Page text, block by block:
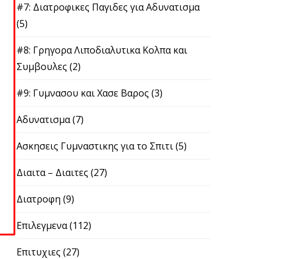
#7: Διατροφικες Παγιδες για Αδυνατισμα
(5)
#8: Γρηγορα Λιποδιαλυτικα Κολπα και
Συμβουλες (2)
#9: Γυμνασου και Χασε Βαρος (3)
Αδυνατισμα(7)
Ασκησεις Γυμναστικης για το Σπιτι(5)
Διαιτα – Διαιτες (27)
Διατροφη (9)
Επιλεγμενα(112)
Επιτυχιες (27)